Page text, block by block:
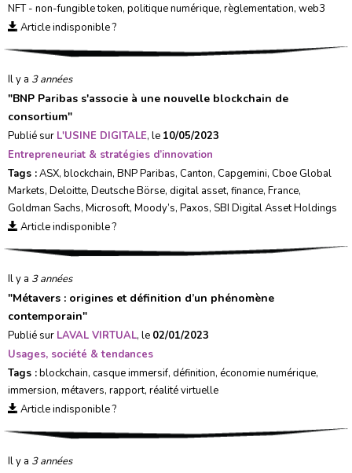
NFT - non-fungible token, politique numérique, règlementation, web3
Article indisponible ?
Il y a 3 années
"BNP Paribas s'associe à une nouvelle blockchain de
consortium"
Publié sur L'USINE DIGITALE, le 10/05/2023
Entrepreneuriat & stratégies d’innovation
Tags :ASX, blockchain, BNP Paribas, Canton, Capgemini, Cboe Global
Markets, Deloitte, Deutsche Börse, digital asset, finance, France,
Goldman Sachs, Microsoft, Moody’s, Paxos, SBI Digital Asset Holdings
Article indisponible ?
Il y a 3 années
"Métavers : origines et définition d’un phénomène
contemporain"
Publié sur LAVAL VIRTUAL, le 02/01/2023
Usages, société & tendances
Tags :blockchain, casque immersif, définition, économie numérique,
immersion, métavers, rapport, réalité virtuelle
Article indisponible ?
Il y a 3 années